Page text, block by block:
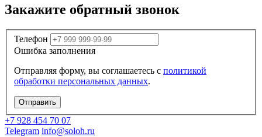
Социальные сети
Закажите обратный звонок
Телефон
Ошибка заполнения
Отправляя форму, вы соглашаетесь с политикой
обработки персональных данных.
Отправить
+7 928 454 70 07
Telegram info@soloh.ru